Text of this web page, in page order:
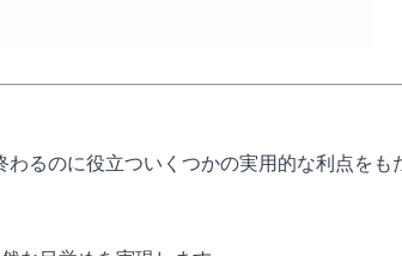
るのに役立ついくつかの実用的な利点をも